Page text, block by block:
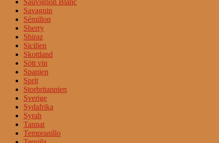
Savagnin
Sémillon
Sherry
Shiraz
Sicilien
Skottland
Sött vin
Spanien
Sprit
Storbritannien
Sverige
Sydafrika
Syrah
Tannat
Tempranillo